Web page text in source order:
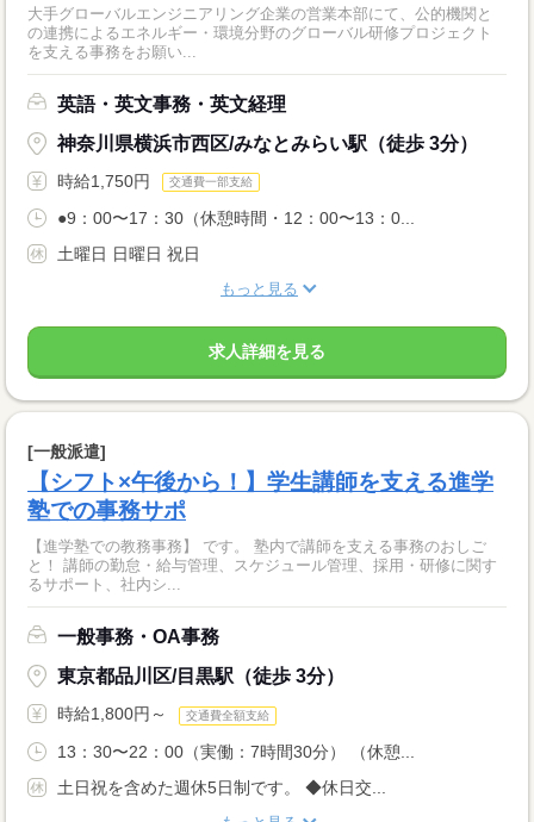
大手グローバルエンジニアリング企業の営業本部にて、公的機関と
の連携によるエネルギー・環境分野のグローバル研修プロジェクト
を支える事務をお願い...
英語・英文事務・英文経理
神奈川県横浜市西区/みなとみらい駅（徒歩 3分）
時給1,750円 交通費一部支給
●9：00〜17：30（休憩時間・12：00〜13：0...
土曜日 日曜日 祝日
もっと見る
求人詳細を見る
[一般派遣]
【シフト×午後から！】学生講師を支える進学
塾での事務サポ
【進学塾での教務事務】 です。 塾内で講師を支える事務のおしご
と！ 講師の勤怠・給与管理、スケジュール管理、採用・研修に関す
るサポート、社内シ...
一般事務・OA事務
東京都品川区/目黒駅（徒歩 3分）
時給1,800円～ 交通費全額支給
13：30〜22：00（実働：7時間30分） （休憩...
土日祝を含めた週休5日制です。 ◆休日交...